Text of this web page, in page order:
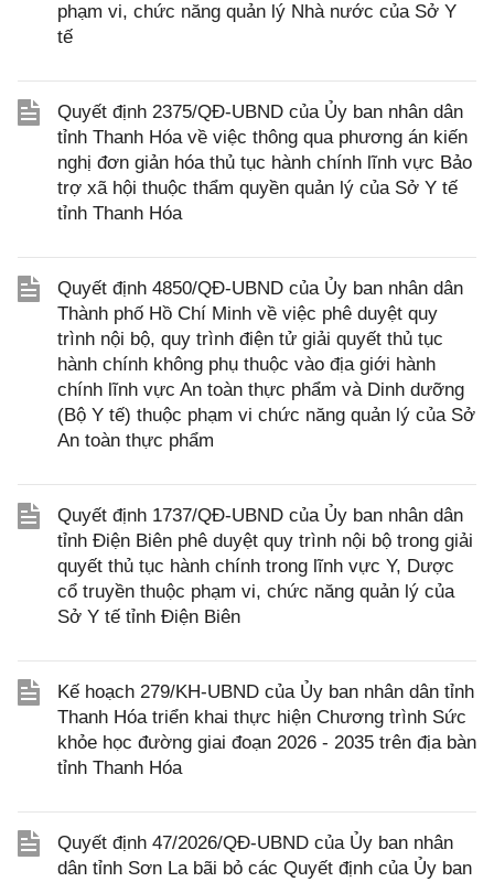
phạm vi, chức năng quản lý Nhà nước của Sở Y
tế
Quyết định 2375/QĐ-UBND của Ủy ban nhân dân
tỉnh Thanh Hóa về việc thông qua phương án kiến
nghị đơn giản hóa thủ tục hành chính lĩnh vực Bảo
trợ xã hội thuộc thẩm quyền quản lý của Sở Y tế
tỉnh Thanh Hóa
Quyết định 4850/QĐ-UBND của Ủy ban nhân dân
Thành phố Hồ Chí Minh về việc phê duyệt quy
trình nội bộ, quy trình điện tử giải quyết thủ tục
hành chính không phụ thuộc vào địa giới hành
chính lĩnh vực An toàn thực phẩm và Dinh dưỡng
(Bộ Y tế) thuộc phạm vi chức năng quản lý của Sở
An toàn thực phẩm
Quyết định 1737/QĐ-UBND của Ủy ban nhân dân
tỉnh Điện Biên phê duyệt quy trình nội bộ trong giải
quyết thủ tục hành chính trong lĩnh vực Y, Dược
cổ truyền thuộc phạm vi, chức năng quản lý của
Sở Y tế tỉnh Điện Biên
Kế hoạch 279/KH-UBND của Ủy ban nhân dân tỉnh
Thanh Hóa triển khai thực hiện Chương trình Sức
khỏe học đường giai đoạn 2026 - 2035 trên địa bàn
tỉnh Thanh Hóa
Quyết định 47/2026/QĐ-UBND của Ủy ban nhân
dân tỉnh Sơn La bãi bỏ các Quyết định của Ủy ban